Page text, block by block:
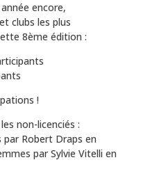
encore,
clubs les plus
8ème édition :
!
non-licenciés :
Robert Draps en
par Sylvie Vitelli en